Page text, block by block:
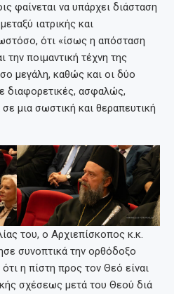
φαίνεται να υπάρχει διάσταση
ιατρικής και
ότι «ίσως η απόσταση
την ποιμαντική τέχνη της
μεγάλη, καθώς και οι δύο
διαφορετικές, ασφαλώς,
μια σωστική και θεραπευτική
του, ο Αρχιεπίσκοπος κ.κ.
συνοπτικά την ορθόδοξο
η πίστη προς τον Θεό είναι
σχέσεως μετά του Θεού διά